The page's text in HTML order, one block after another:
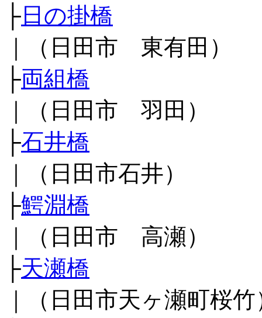
├ 日の掛橋
｜（日田市 東有田）
├両組橋
｜（日田市 羽田）
├石井橋
｜（日田市石井）
├鰐淵橋
｜（日田市 高瀬）
├天瀬橋
｜（日田市天ヶ瀬町桜竹